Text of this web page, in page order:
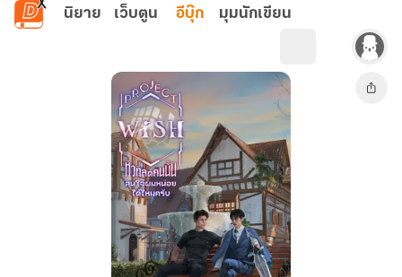
ข้ามไปยังเนื้อหาหลัก
นิยาย เว็บตูน อีบุ๊ก มุมนักเขียน